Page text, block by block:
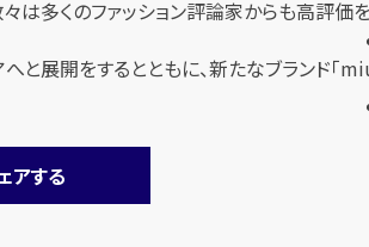
多くのファッション評論家からも高評価
と展開をするとともに、新たなブランド「
アする